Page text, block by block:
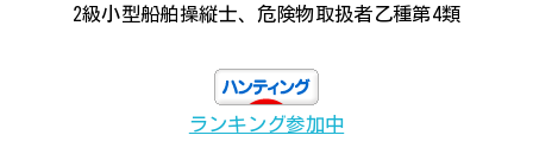
2級小型船舶操縦士、危険物取扱者乙種第4類
ランキング参加中